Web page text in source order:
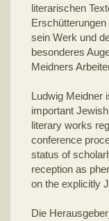
literarischen
sein Werk und
besonderes
Meidners
Ludwig Meidner
important
literary works
conference
status of
reception as
on the explicitly
Die